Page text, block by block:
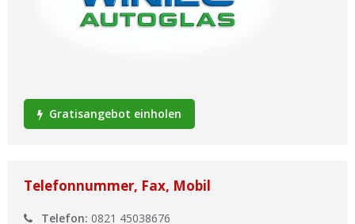
Werkstatt Login
Gratisangebot einholen
Telefonnummer, Fax, Mobil
Telefon: 0821 45038676